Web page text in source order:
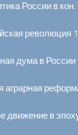
России в кон.
революция
дума в России
аграрная
движение в